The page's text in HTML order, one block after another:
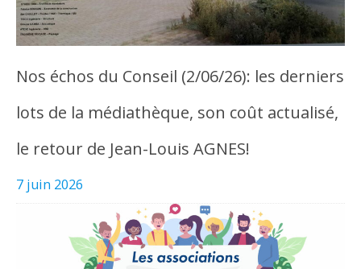
Nos échos du Conseil (2/06/26): les derniers
lots de la médiathèque, son coût actualisé,
le retour de Jean-Louis AGNES!
7 juin 2026